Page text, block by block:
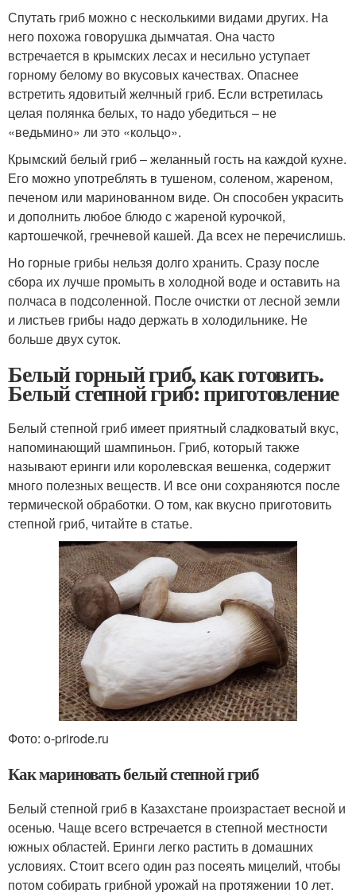
Спутать гриб можно с несколькими видами других. На
него похожа говорушка дымчатая. Она часто
встречается в крымских лесах и несильно уступает
горному белому во вкусовых качествах. Опаснее
встретить ядовитый желчный гриб. Если встретилась
целая полянка белых, то надо убедиться – не
«ведьмино» ли это «кольцо».
Крымский белый гриб – желанный гость на каждой кухне.
Его можно употреблять в тушеном, соленом, жареном,
печеном или маринованном виде. Он способен украсить
и дополнить любое блюдо с жареной курочкой,
картошечкой, гречневой кашей. Да всех не перечислишь.
Но горные грибы нельзя долго хранить. Сразу после
сбора их лучше промыть в холодной воде и оставить на
полчаса в подсоленной. После очистки от лесной земли
и листьев грибы надо держать в холодильнике. Не
больше двух суток.
Белый горный гриб, как готовить.
Белый степной гриб: приготовление
Белый степной гриб имеет приятный сладковатый вкус,
напоминающий шампиньон. Гриб, который также
называют еринги или королевская вешенка, содержит
много полезных веществ. И все они сохраняются после
термической обработки. О том, как вкусно приготовить
степной гриб, читайте в статье.
Фото: o-prirode.ru
Как мариновать белый степной гриб
Белый степной гриб в Казахстане произрастает весной и
осенью. Чаще всего встречается в степной местности
южных областей. Еринги легко растить в домашних
условиях. Стоит всего один раз посеять мицелий, чтобы
потом собирать грибной урожай на протяжении 10 лет.